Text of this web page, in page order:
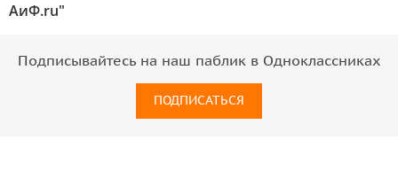
АиФ.ru"
Подписывайтесь на наш паблик в Одноклассниках
ПОДПИСАТЬСЯ